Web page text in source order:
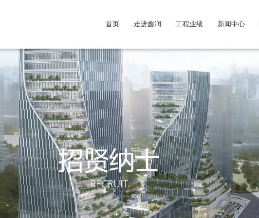
首页 走进鑫润 工程业绩 新闻中心